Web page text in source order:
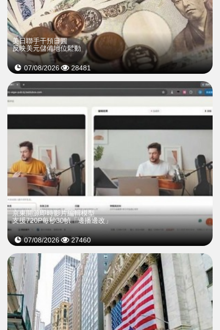
美日聯手干預日圓
反映美元儲備地位鬆動
07/08/2026 28481
京東開源即時影片編輯模型
支援720P每秒30幀「邊播邊改」
07/08/2026 27460